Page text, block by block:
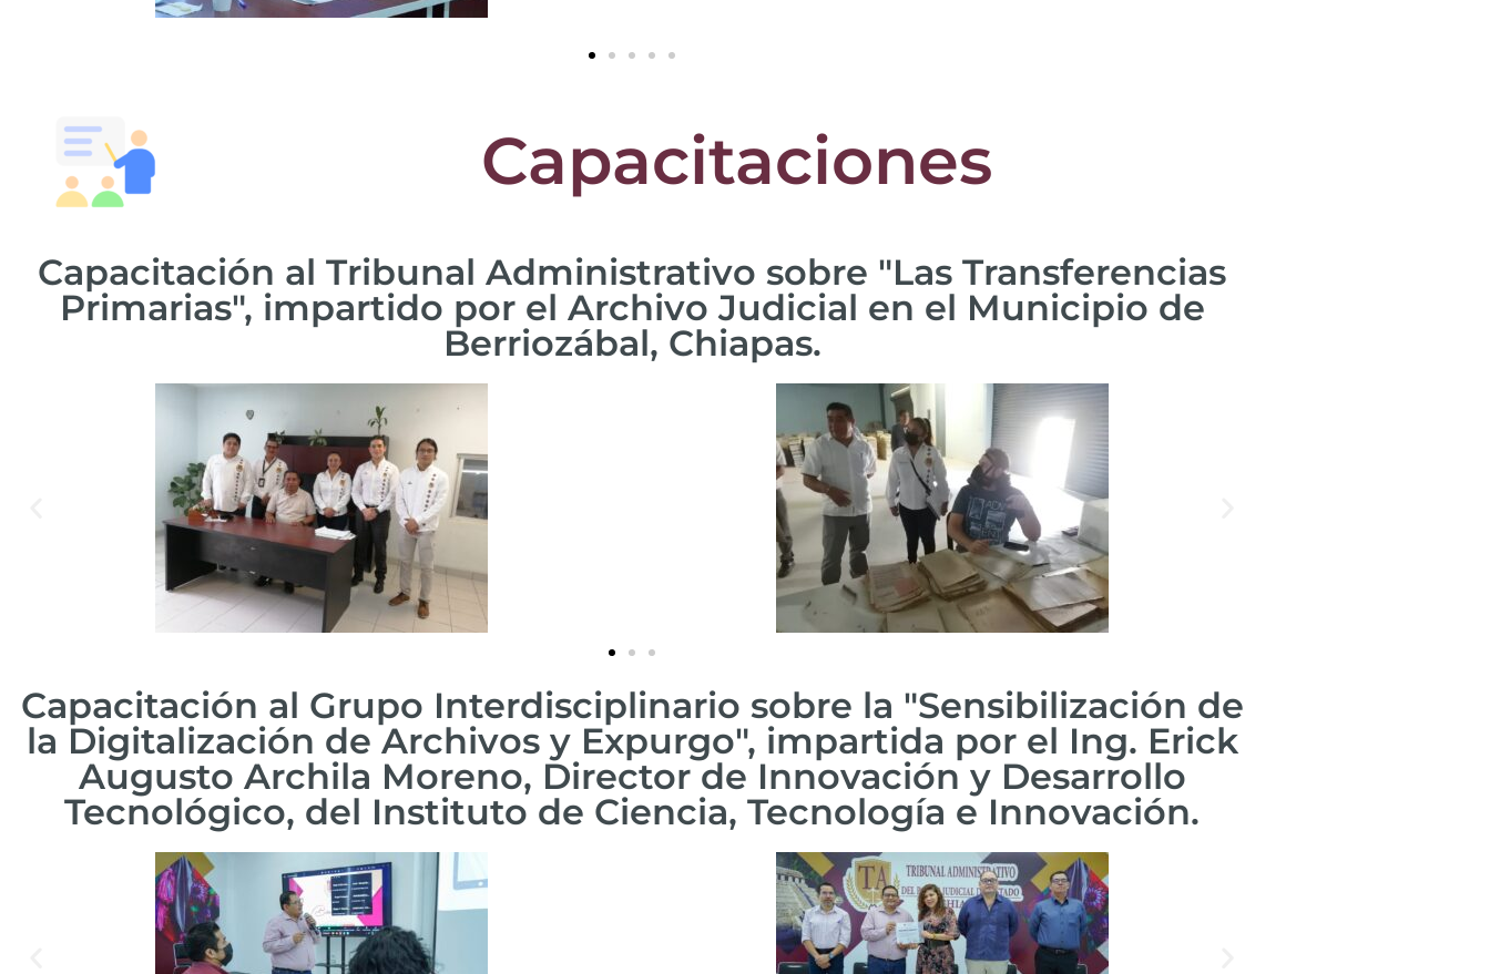
Capacitaciones
Capacitación al Tribunal Administrativo sobre "Las Transferencias
Primarias", impartido por el Archivo Judicial en el Municipio de
Berriozábal, Chiapas.
Capacitación al Grupo Interdisciplinario sobre la "Sensibilización de
la Digitalización de Archivos y Expurgo", impartida por el Ing. Erick
Augusto Archila Moreno, Director de Innovación y Desarrollo
Tecnológico, del Instituto de Ciencia, Tecnología e Innovación.